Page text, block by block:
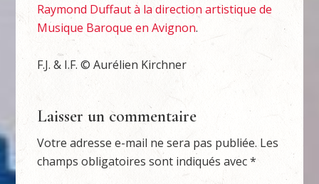
Raymond Duffaut à la direction artistique de
Musique Baroque en Avignon.
F.J. & I.F. © Aurélien Kirchner
Laisser un commentaire
Votre adresse e-mail ne sera pas publiée. Les
champs obligatoires sont indiqués avec*